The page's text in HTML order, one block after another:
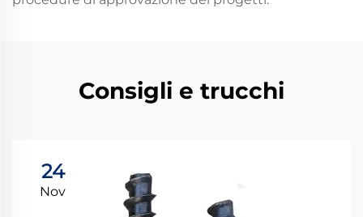
Consigli e trucchi
24
Nov